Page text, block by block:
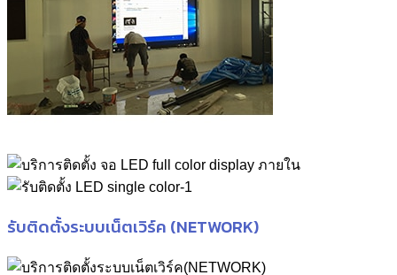
รับติดตั้งระบบเน็ตเวิร์ค (NETWORK)